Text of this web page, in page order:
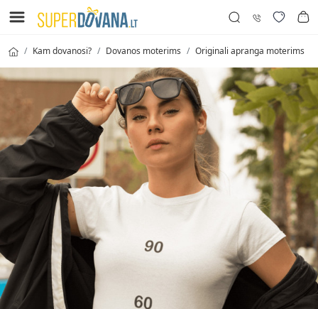
Kam dovanosi? Dovanos moterims Originali apranga moterims